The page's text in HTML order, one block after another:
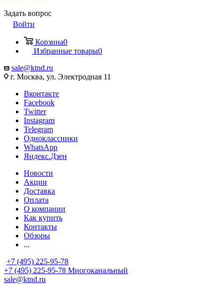
Задать вопрос
Войти
Корзина0
Избранные товары0
sale@ktnd.ru
г. Москва, ул. Электродная 11
Вконтакте
Facebook
Twitter
Instagram
Telegram
Одноклассники
WhatsApp
Яндекс.Дзен
Новости
Акции
Доставка
Оплата
О компании
Как купить
Контакты
Обзоры
...
+7 (495) 225-95-78
+7 (495) 225-95-78 Многоканальный
sale@ktnd.ru